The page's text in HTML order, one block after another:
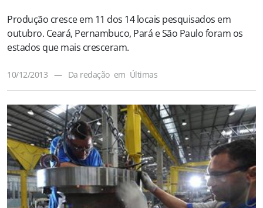
Produção cresce em 11 dos 14 locais pesquisados em
outubro. Ceará, Pernambuco, Pará e São Paulo foram os
estados que mais cresceram.
10/12/2013 — Da redação em Últimas